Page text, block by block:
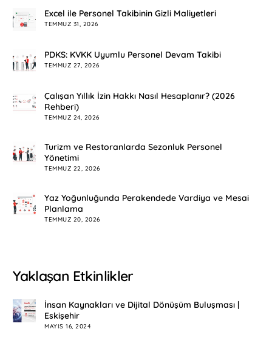
Excel ile Personel Takibinin Gizli Maliyetleri
TEMMUZ 31, 2026
PDKS: KVKK Uyumlu Personel Devam Takibi
TEMMUZ 27, 2026
Çalışan Yıllık İzin Hakkı Nasıl Hesaplanır? (2026
Rehberi)
TEMMUZ 24, 2026
Turizm ve Restoranlarda Sezonluk Personel
Yönetimi
TEMMUZ 22, 2026
Yaz Yoğunluğunda Perakendede Vardiya ve Mesai
Planlama
TEMMUZ 20, 2026
Yaklaşan Etkinlikler
İnsan Kaynakları ve Dijital Dönüşüm Buluşması |
Eskişehir
MAYIS 16, 2024